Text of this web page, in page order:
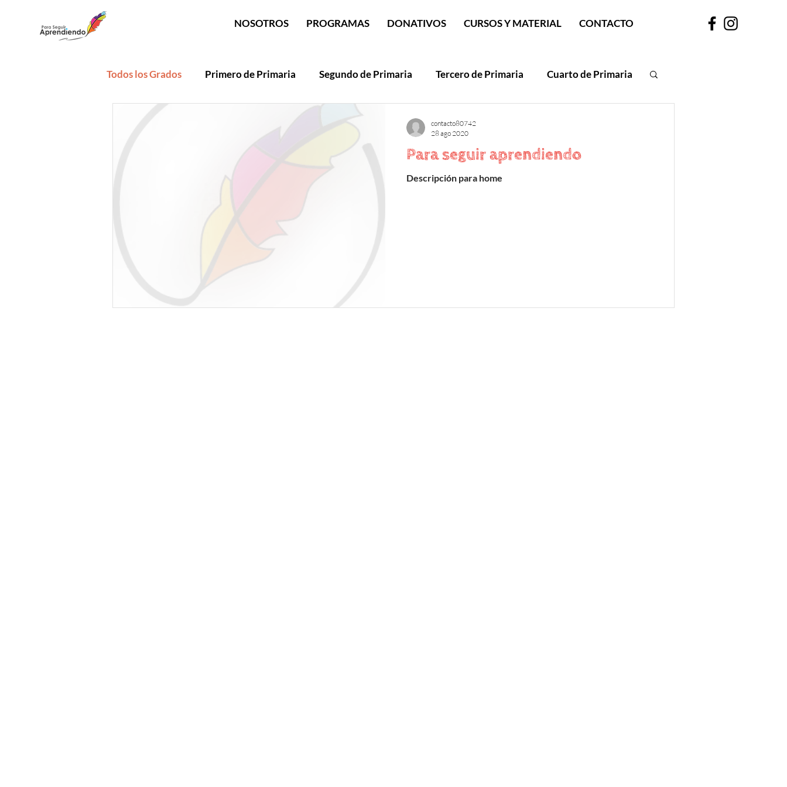
NOSOTROS PROGRAMAS DONATIVOS CURSOS Y MATERIAL CONTACTO
Todos los Grados Primero de Primaria Segundo de Primaria Tercero de Primaria Cuarto de Primaria
Para seguir aprendiendo
Descripción para home
contacto80742
28 ago 2020